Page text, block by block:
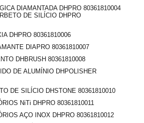
DIAMANTADA DHPRO 80361810004
DE SILÍCIO DHPRO
DHPRO 80361810006
DIAPRO 80361810007
DHBRUSH 80361810008
DE ALUMÍNIO DHPOLISHER
DE SILÍCIO DHSTONE 80361810010
NiTi DHPRO 80361810011
AÇO INOX DHPRO 80361810012